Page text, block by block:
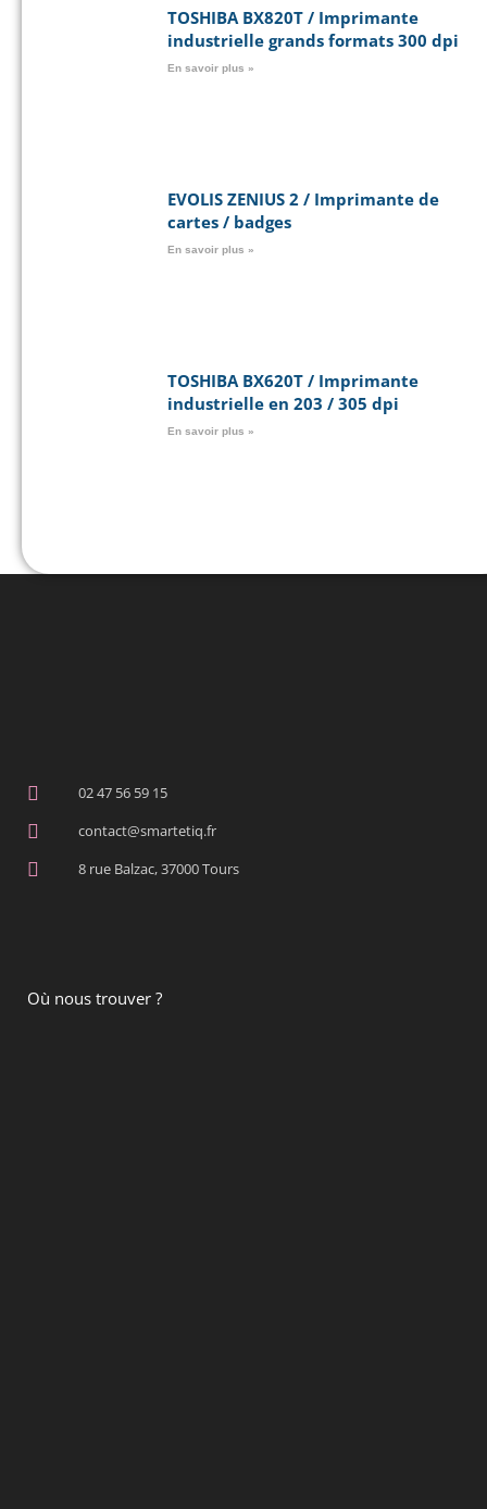
TOSHIBA BX820T / Imprimante
industrielle grands formats 300 dpi
En savoir plus »
EVOLIS ZENIUS 2 / Imprimante de
cartes / badges
En savoir plus »
TOSHIBA BX620T / Imprimante
industrielle en 203 / 305 dpi
En savoir plus »
02 47 56 59 15
contact@smartetiq.fr
8 rue Balzac, 37000 Tours
Où nous trouver ?